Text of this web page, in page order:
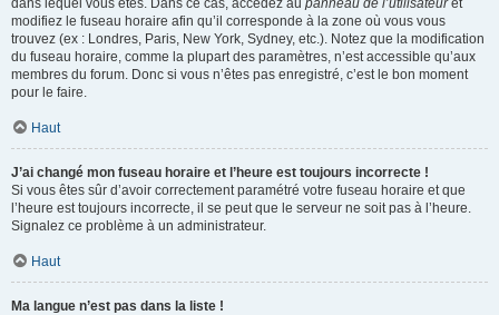
dans lequel vous êtes. Dans ce cas, accédez au panneau de l’utilisateuret
modifiez le fuseau horaire afin qu’il corresponde à la zone où vous vous
trouvez (ex : Londres, Paris, New York, Sydney, etc.). Notez que la modification
du fuseau horaire, comme la plupart des paramètres, n’est accessible qu’aux
membres du forum. Donc si vous n’êtes pas enregistré, c’est le bon moment
pour le faire.
Haut
J’ai changé mon fuseau horaire et l’heure est toujours incorrecte !
Si vous êtes sûr d’avoir correctement paramétré votre fuseau horaire et que
l’heure est toujours incorrecte, il se peut que le serveur ne soit pas à l’heure.
Signalez ce problème à un administrateur.
Haut
Ma langue n’est pas dans la liste !